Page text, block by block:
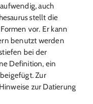
auch
stellt die
vor. Er kann
benutzt werden
bei der
Definition, ein
Zur
zur Datierung